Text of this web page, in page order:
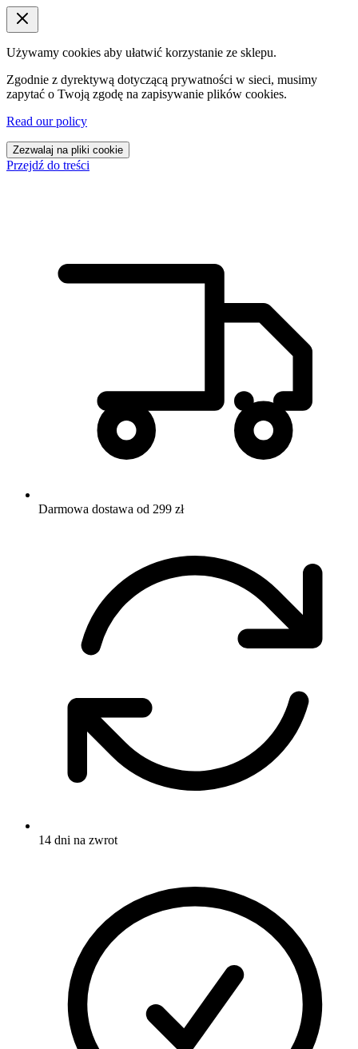
Używamy cookies aby ułatwić korzystanie ze sklepu.
Zgodnie z dyrektywą dotyczącą prywatności w sieci, musimy
zapytać o Twoją zgodę na zapisywanie plików cookies.
Read our policy
Zezwalaj na pliki cookie
Przejdź do treści
Darmowa dostawa od 299 zł
14 dni na zwrot